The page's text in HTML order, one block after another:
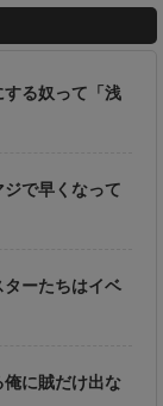
u
e
する奴って「浅
ジで早くなって
ターたちはイベ
俺に賊だけ出な